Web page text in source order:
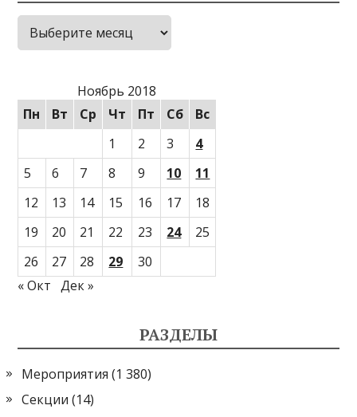
Архивы
Ноябрь 2018
Пн
Вт Ср Чт Пт Сб
Вс
1
2 3
4
5
6 7 8 9 10
11
12
13 14 15 16 17
18
19
20 21 22 23 24
25
26
27 28 29
30
« Окт
Дек »
РАЗДЕЛЫ
Мероприятия (1 380)
Секции (14)